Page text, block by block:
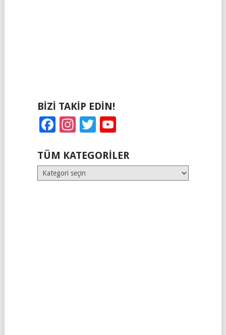
BIZI TAKIP EDIN!
Facebook
Instagram
Twitter
TÜM KATEGORILER
Tüm
Kategoriler